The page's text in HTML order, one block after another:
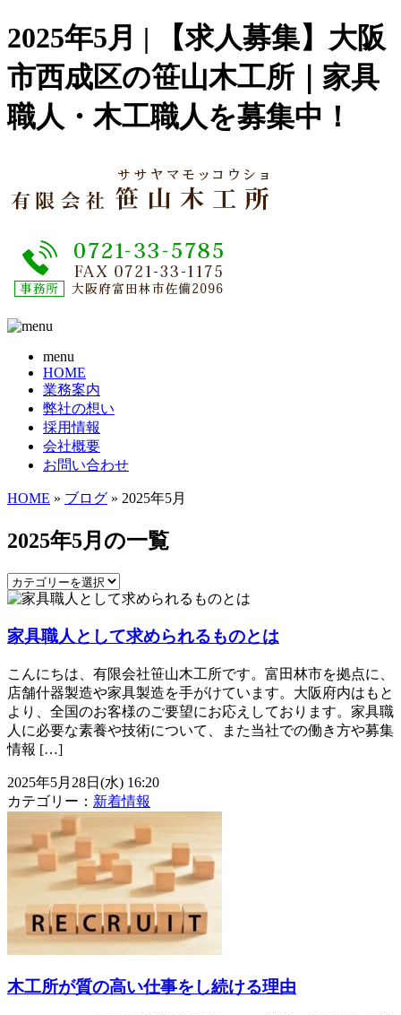
2025年5月 | 【求人募集】大阪
市西成区の笹山木工所｜家具
職人・木工職人を募集中！
menu
HOME
業務案内
弊社の想い
採用情報
会社概要
お問い合わせ
HOME » ブログ » 2025年5月
2025年5月の一覧
家具職人として求められるものとは
こんにちは、有限会社笹山木工所です。富田林市を拠点に、
店舗什器製造や家具製造を手がけています。大阪府内はもと
より、全国のお客様のご要望にお応えしております。家具職
人に必要な素養や技術について、また当社での働き方や募集
情報 […]
2025年5月28日(水) 16:20
カテゴリー： 新着情報
木工所が質の高い仕事をし続ける理由